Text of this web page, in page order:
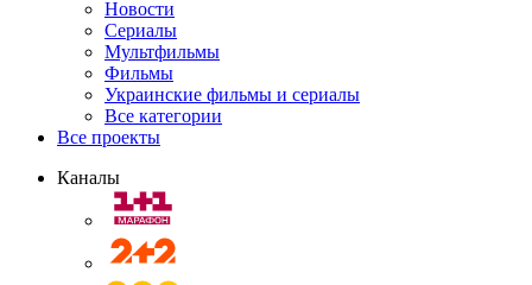
Новости
Сериалы
Мультфильмы
Фильмы
Украинские фильмы и сериалы
Все категории
Все проекты
Каналы